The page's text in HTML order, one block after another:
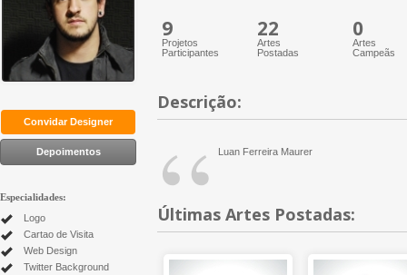
Convidar Designer
Depoimentos
Especialidades:
Logo
Cartao de Visita
Web Design
Twitter Background
9
Projetos
Participantes
22
Artes
Postadas
0
Artes
Campeãs
Descrição:
“ Luan Ferreira Maurer
Últimas Artes Postadas: